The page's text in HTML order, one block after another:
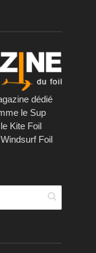
dédié
le Sup
Kite Foil
Foil